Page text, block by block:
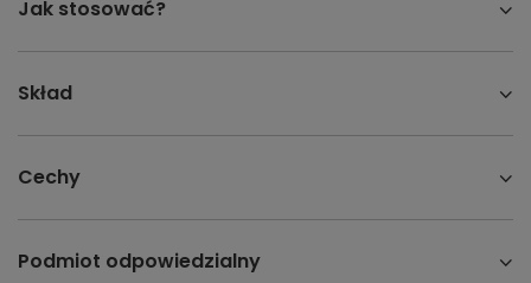
Jak stosować?
Skład
Cechy
Podmiot odpowiedzialny